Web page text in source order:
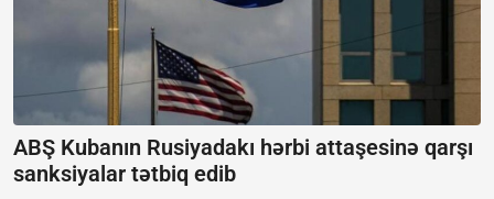
ABŞ Kubanın Rusiyadakı hərbi attaşesinə qarşı
sanksiyalar tətbiq edib